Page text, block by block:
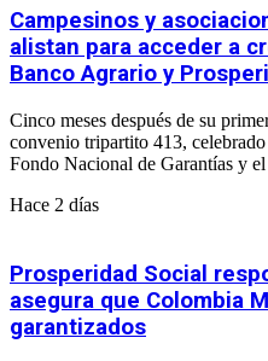
Campesinos y
alistan para acceder a
Banco Agrario y
Cinco meses después de su
convenio tripartito 413,
Fondo Nacional de Garantías y
Hace 2 días
Prosperidad Social
asegura que Colombia
garantizados